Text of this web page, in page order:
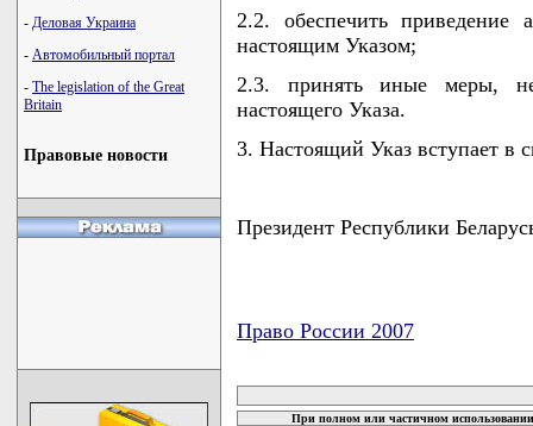
- Деловая Украина
- Автомобильный портал
- The legislation of the Great
Britain
Правовые новости
2.2. обеспечить приведение
настоящим Указом;
2.3. принять иные меры,
настоящего Указа.
3. Настоящий Указ вступает в
Президент Республики
Право России 2007
При полном или частичном